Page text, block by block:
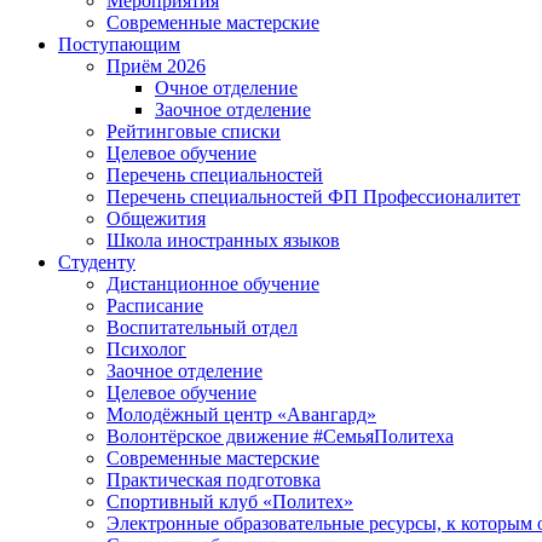
Современные мастерские
Поступающим
Приём 2026
Очное отделение
Заочное отделение
Рейтинговые списки
Целевое обучение
Перечень специальностей
Перечень специальностей ФП Профессионалитет
Общежития
Школа иностранных языков
Студенту
Дистанционное обучение
Расписание
Воспитательный отдел
Психолог
Заочное отделение
Целевое обучение
Молодёжный центр «Авангард»
Волонтёрское движение #СемьяПолитеха
Современные мастерские
Практическая подготовка
Спортивный клуб «Политех»
Электронные образовательные ресурсы, к которым